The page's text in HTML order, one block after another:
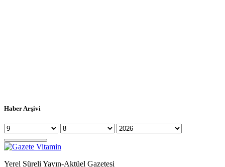
Haber Arşivi
Yerel Süreli Yayın-Aktüel Gazetesi